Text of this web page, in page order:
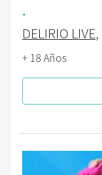
.
DELIRIO LIVE,
+ 18 Años